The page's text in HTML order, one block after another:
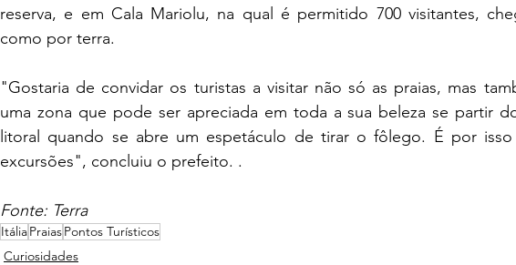
reserva, e em Cala Mariolu, na qual é permitido 700 visitantes,
como por terra.
"Gostaria de convidar os turistas a visitar não só as praias, mas
uma zona que pode ser apreciada em toda a sua beleza se partir
litoral quando se abre um espetáculo de tirar o fôlego. É por
excursões", concluiu o prefeito. .
Fonte: Terra
ItáliaPraiasPontos Turísticos
Curiosidades